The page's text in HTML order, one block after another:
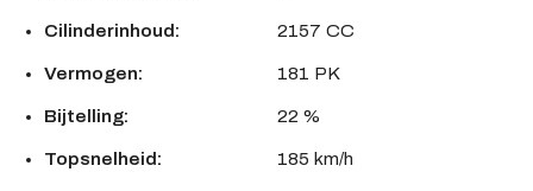
Cilinderinhoud: 2157 CC
Vermogen: 181 PK
Bijtelling: 22 %
Topsnelheid: 185 km/h